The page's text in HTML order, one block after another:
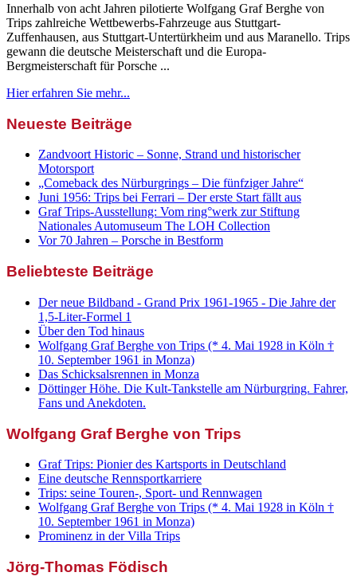
Innerhalb von acht Jahren pilotierte Wolfgang Graf Berghe von
Trips zahlreiche Wettbewerbs-Fahrzeuge aus Stuttgart-
Zuffenhausen, aus Stuttgart-Untertürkheim und aus Maranello. Trips
gewann die deutsche Meisterschaft und die Europa-
Bergmeisterschaft für Porsche ...
Hier erfahren Sie mehr...
Neueste Beiträge
Zandvoort Historic – Sonne, Strand und historischer
Motorsport
„Comeback des Nürburgrings – Die fünfziger Jahre“
Juni 1956: Trips bei Ferrari – Der erste Start fällt aus
Graf Trips-Ausstellung: Vom ring°werk zur Stiftung
Nationales Automuseum The LOH Collection
Vor 70 Jahren – Porsche in Bestform
Beliebteste Beiträge
Der neue Bildband - Grand Prix 1961-1965 - Die Jahre der
1,5-Liter-Formel 1
Über den Tod hinaus
Wolfgang Graf Berghe von Trips (* 4. Mai 1928 in Köln †
10. September 1961 in Monza)
Das Schicksalsrennen in Monza
Döttinger Höhe. Die Kult-Tankstelle am Nürburgring. Fahrer,
Fans und Anekdoten.
Wolfgang Graf Berghe von Trips
Graf Trips: Pionier des Kartsports in Deutschland
Eine deutsche Rennsportkarriere
Trips: seine Touren-, Sport- und Rennwagen
Wolfgang Graf Berghe von Trips (* 4. Mai 1928 in Köln †
10. September 1961 in Monza)
Prominenz in der Villa Trips
Jörg-Thomas Födisch